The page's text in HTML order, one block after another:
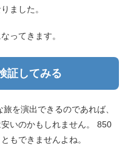
ました。
ってきます。
証してみる
を演出できるのであれば、
いのかもしれません。 850
もできませんよね。